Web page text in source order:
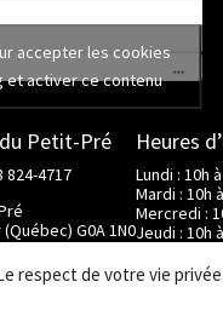
respect de votre vie privée
accepter les cookies
et activer ce contenu
Petit-Pré
824-4717
G0A 1N0
Heures
Lundi : 10h
Mardi : 10h
Mercredi :
Jeudi : 10h
Samedi : 9h
Dimanche :